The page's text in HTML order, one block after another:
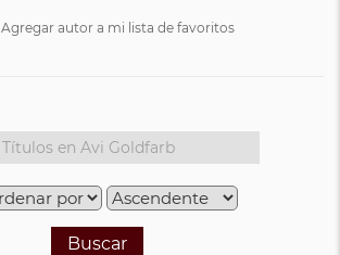
Agregar autor a mi lista de favoritos
Buscar